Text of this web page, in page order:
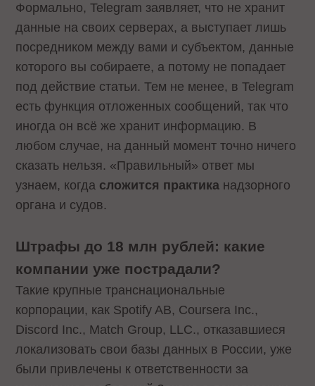
Формально, Telegram заявляет, что не хранит
данные на своих серверах, а выступает лишь
посредником между вами и субъектом, данные
которого вы собираете, а потому не попадает
под действие статьи. Тем не менее, в Telegram
есть функция отложенных сообщений, так что
иногда он всё же хранит информацию. В
любом случае, на данный момент точно ничего
сказать нельзя. «Правильный» ответ мы
узнаем, когда сложится практика надзорного
органа и судов.
Штрафы до 18 млн рублей: какие
компании уже пострадали?
Такие крупные транснациональные
корпорации, как Spotify AB, Coursera Inc.,
Discord Inc., Match Group, LLC., отказавшиеся
локализовать свои базы данных в России, уже
были привлечены к ответственности за